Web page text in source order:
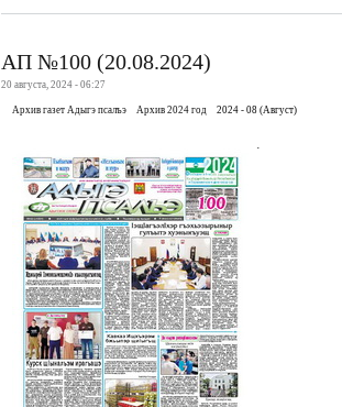
АП №100 (20.08.2024)
20 августа, 2024 - 06:27
Архив газет Адыгэ псалъэ Архив 2024 год 2024 - 08 (Август)
.